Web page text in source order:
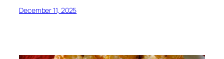
December 11, 2025